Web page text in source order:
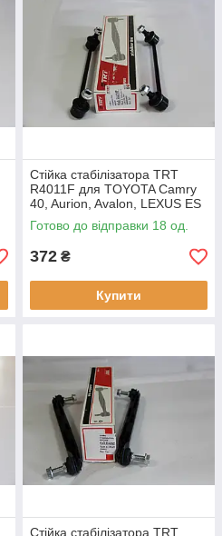
Стійка стабілізатора TRT
R4011F для TOYOTA Camry
40, Aurion, Avalon, LEXUS ES
350
Готово до відправки 18 од.
372 ₴
Купити
Стійка стабілізатора TRT